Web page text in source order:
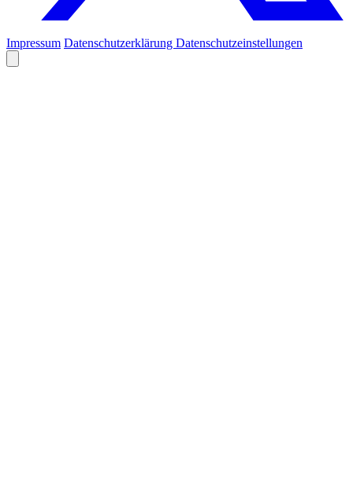
Impressum Datenschutzerklärung Datenschutzeinstellungen